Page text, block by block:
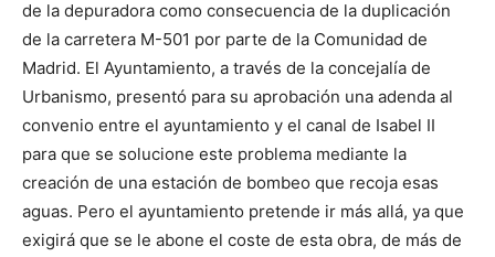
de la depuradora como consecuencia de la duplicación
de la carretera M-501 por parte de la Comunidad de
Madrid. El Ayuntamiento, a través de la concejalía de
Urbanismo, presentó para su aprobación una adenda al
convenio entre el ayuntamiento y el canal de Isabel II
para que se solucione este problema mediante la
creación de una estación de bombeo que recoja esas
aguas. Pero el ayuntamiento pretende ir más allá, ya que
exigirá que se le abone el coste de esta obra, de más de